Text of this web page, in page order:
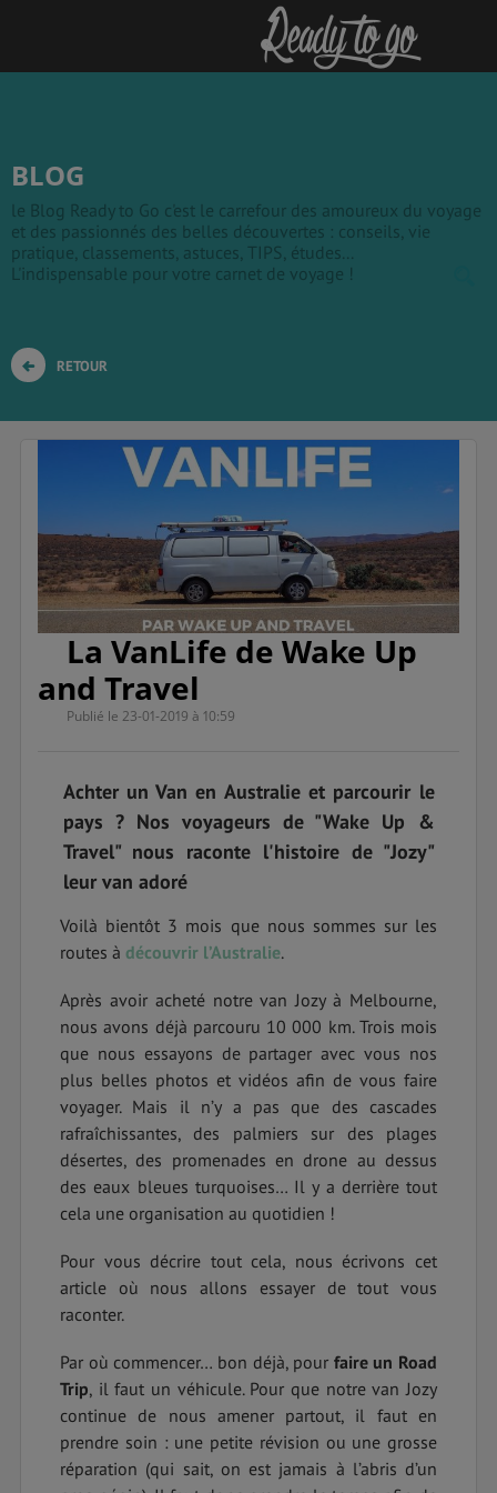
BLOG
le Blog Ready to Go c'est le carrefour des amoureux du voyage
et des passionnés des belles découvertes : conseils, vie
pratique, classements, astuces, TIPS, études...
L'indispensable pour votre carnet de voyage !
RETOUR
La VanLife de Wake Up
and Travel
Publié le 23-01-2019 à 10:59
Achter un Van en Australie et parcourir le
pays ? Nos voyageurs de "Wake Up &
Travel" nous raconte l'histoire de "Jozy"
leur van adoré
Voilà bientôt 3 mois que nous sommes sur les
routes à découvrir l’Australie.
Après avoir acheté notre van Jozy à Melbourne,
nous avons déjà parcouru 10 000 km. Trois mois
que nous essayons de partager avec vous nos
plus belles photos et vidéos afin de vous faire
voyager. Mais il n’y a pas que des cascades
rafraîchissantes, des palmiers sur des plages
désertes, des promenades en drone au dessus
des eaux bleues turquoises… Il y a derrière tout
cela une organisation au quotidien !
Pour vous décrire tout cela, nous écrivons cet
article où nous allons essayer de tout vous
raconter.
Par où commencer… bon déjà, pour faire un Road
Trip, il faut un véhicule. Pour que notre van Jozy
continue de nous amener partout, il faut en
prendre soin : une petite révision ou une grosse
réparation (qui sait, on est jamais à l’abris d’un